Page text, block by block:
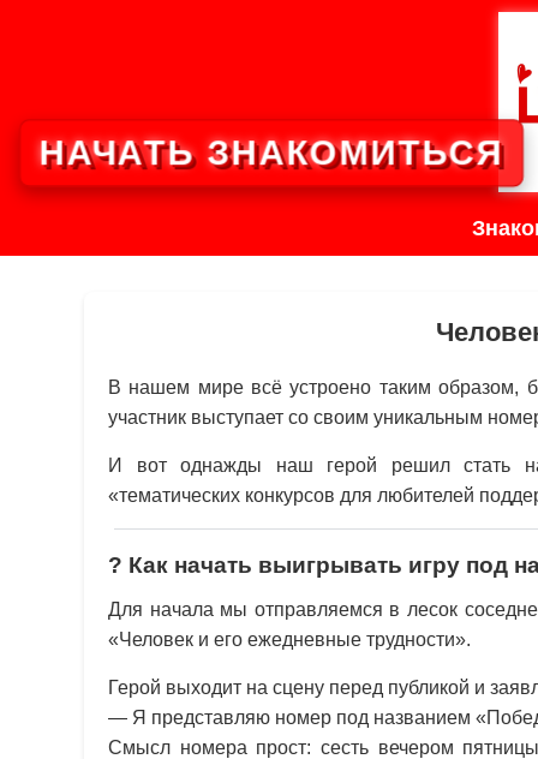
В нашем мире всё устроено таким образом,
участник выступает со своим уникальным
И вот однажды наш герой решил стать
«тематических конкурсов для любителей
? Как начать выигрывать игру под
Для начала мы отправляемся в лесок
«Человек и его ежедневные трудности».
Герой выходит на сцену перед публикой и
— Я представляю номер под названием
Смысл номера прост: сесть вечером
НАЧАТЬ ЗНАКОМИТЬСЯ